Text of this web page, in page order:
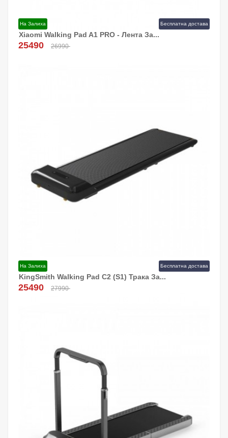
На Залиха Бесплатна достава
Xiaomi Walking Pad A1 PRO - Лента За...
25490 26990
На Залиха Бесплатна достава
KingSmith Walking Pad C2 (S1) Трака За...
25490 27990
Додај Во Кошница!